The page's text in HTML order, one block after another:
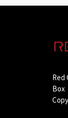
de
Red
Box